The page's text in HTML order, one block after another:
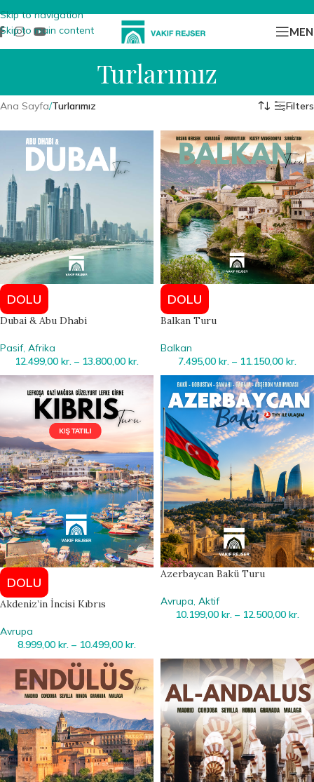
Skip to navigation
Skip to main content
Turlarımız
Ana Sayfa/Turlarımız Filters
DOLU
Dubai & Abu Dhabi
Pasif, Afrika
12.499,00 kr. – 13.800,00 kr.
DOLU
Balkan Turu
Balkan
7.495,00 kr. – 11.150,00 kr.
DOLU
Akdeniz’in İncisi Kıbrıs
Avrupa
8.999,00 kr. – 10.499,00 kr.
Azerbaycan Bakü Turu
Avrupa, Aktif
10.199,00 kr. – 12.500,00 kr.